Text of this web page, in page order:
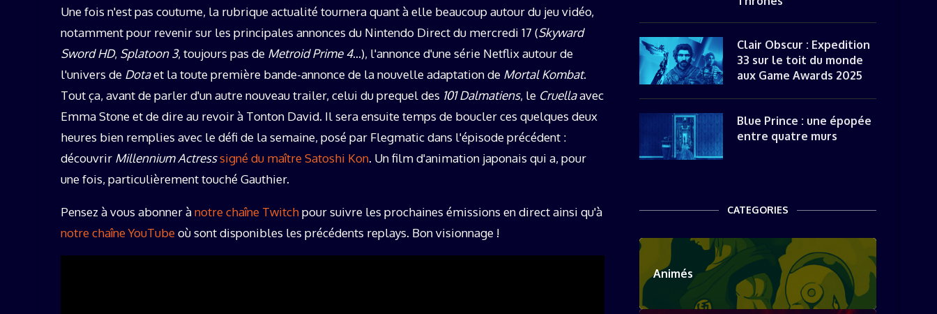
Une fois n'est pas coutume, la rubrique actualité tournera quant à elle beaucoup autour du jeu vidéo,
notamment pour revenir sur les principales annonces du Nintendo Direct du mercredi 17 (Skyward
Sword HD, Splatoon 3, toujours pas de Metroid Prime 4…), l'annonce d'une série Netflix autour de
l'univers de Dotaet la toute première bande-annonce de la nouvelle adaptation de Mortal Kombat.
Tout ça, avant de parler d'un autre nouveau trailer, celui du prequel des 101 Dalmatiens, le Cruellaavec
Emma Stone et de dire au revoir à Tonton David. Il sera ensuite temps de boucler ces quelques deux
heures bien remplies avec le défi de la semaine, posé par Flegmatic dans l'épisode précédent :
découvrir Millennium Actresssigné du maître Satoshi Kon. Un film d'animation japonais qui a, pour
une fois, particulièrement touché Gauthier.
Pensez à vous abonner ànotre chaîne Twitchpour suivre les prochaines émissions en direct ainsi qu'à
notre chaîne YouTubeoù sont disponibles les précédents replays. Bon visionnage !
Clair Obscur : Expedition
33 sur le toit du monde
aux Game Awards 2025
Blue Prince : une épopée
entre quatre murs
CATEGORIES
Animés